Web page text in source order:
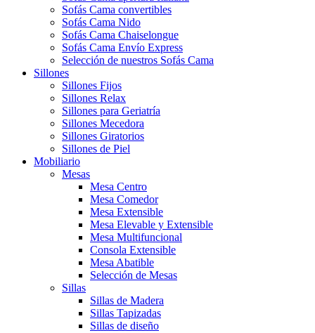
Sofás Cama convertibles
Sofás Cama Nido
Sofás Cama Chaiselongue
Sofás Cama Envío Express
Selección de nuestros Sofás Cama
Sillones
Sillones Fijos
Sillones Relax
Sillones para Geriatría
Sillones Mecedora
Sillones Giratorios
Sillones de Piel
Mobiliario
Mesas
Mesa Centro
Mesa Comedor
Mesa Extensible
Mesa Elevable y Extensible
Mesa Multifuncional
Consola Extensible
Mesa Abatible
Selección de Mesas
Sillas
Sillas de Madera
Sillas Tapizadas
Sillas de diseño